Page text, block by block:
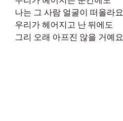
나는 그 사람 얼굴이 떠올라요
우리가 헤어지고 난 뒤에도
그리 오래 아프진 않을 거예요